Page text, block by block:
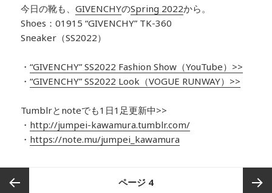
今日の靴も、GIVENCHYのSpring 2022から 。
Shoes：01915“GIVENCHY” TK-360
Sneaker（SS2022）
・“GIVENCHY”SS2022 Fashion Show（YouTube）>>
・“GIVENCHY”SS2022 Look （VOGUE RUNWAY）>>
Tumblrとnoteでも1日1足更新中>>
・ http://jumpei-kawamura.tumblr.com/
・ https://note.mu/jumpei_kawamura
ページ 4